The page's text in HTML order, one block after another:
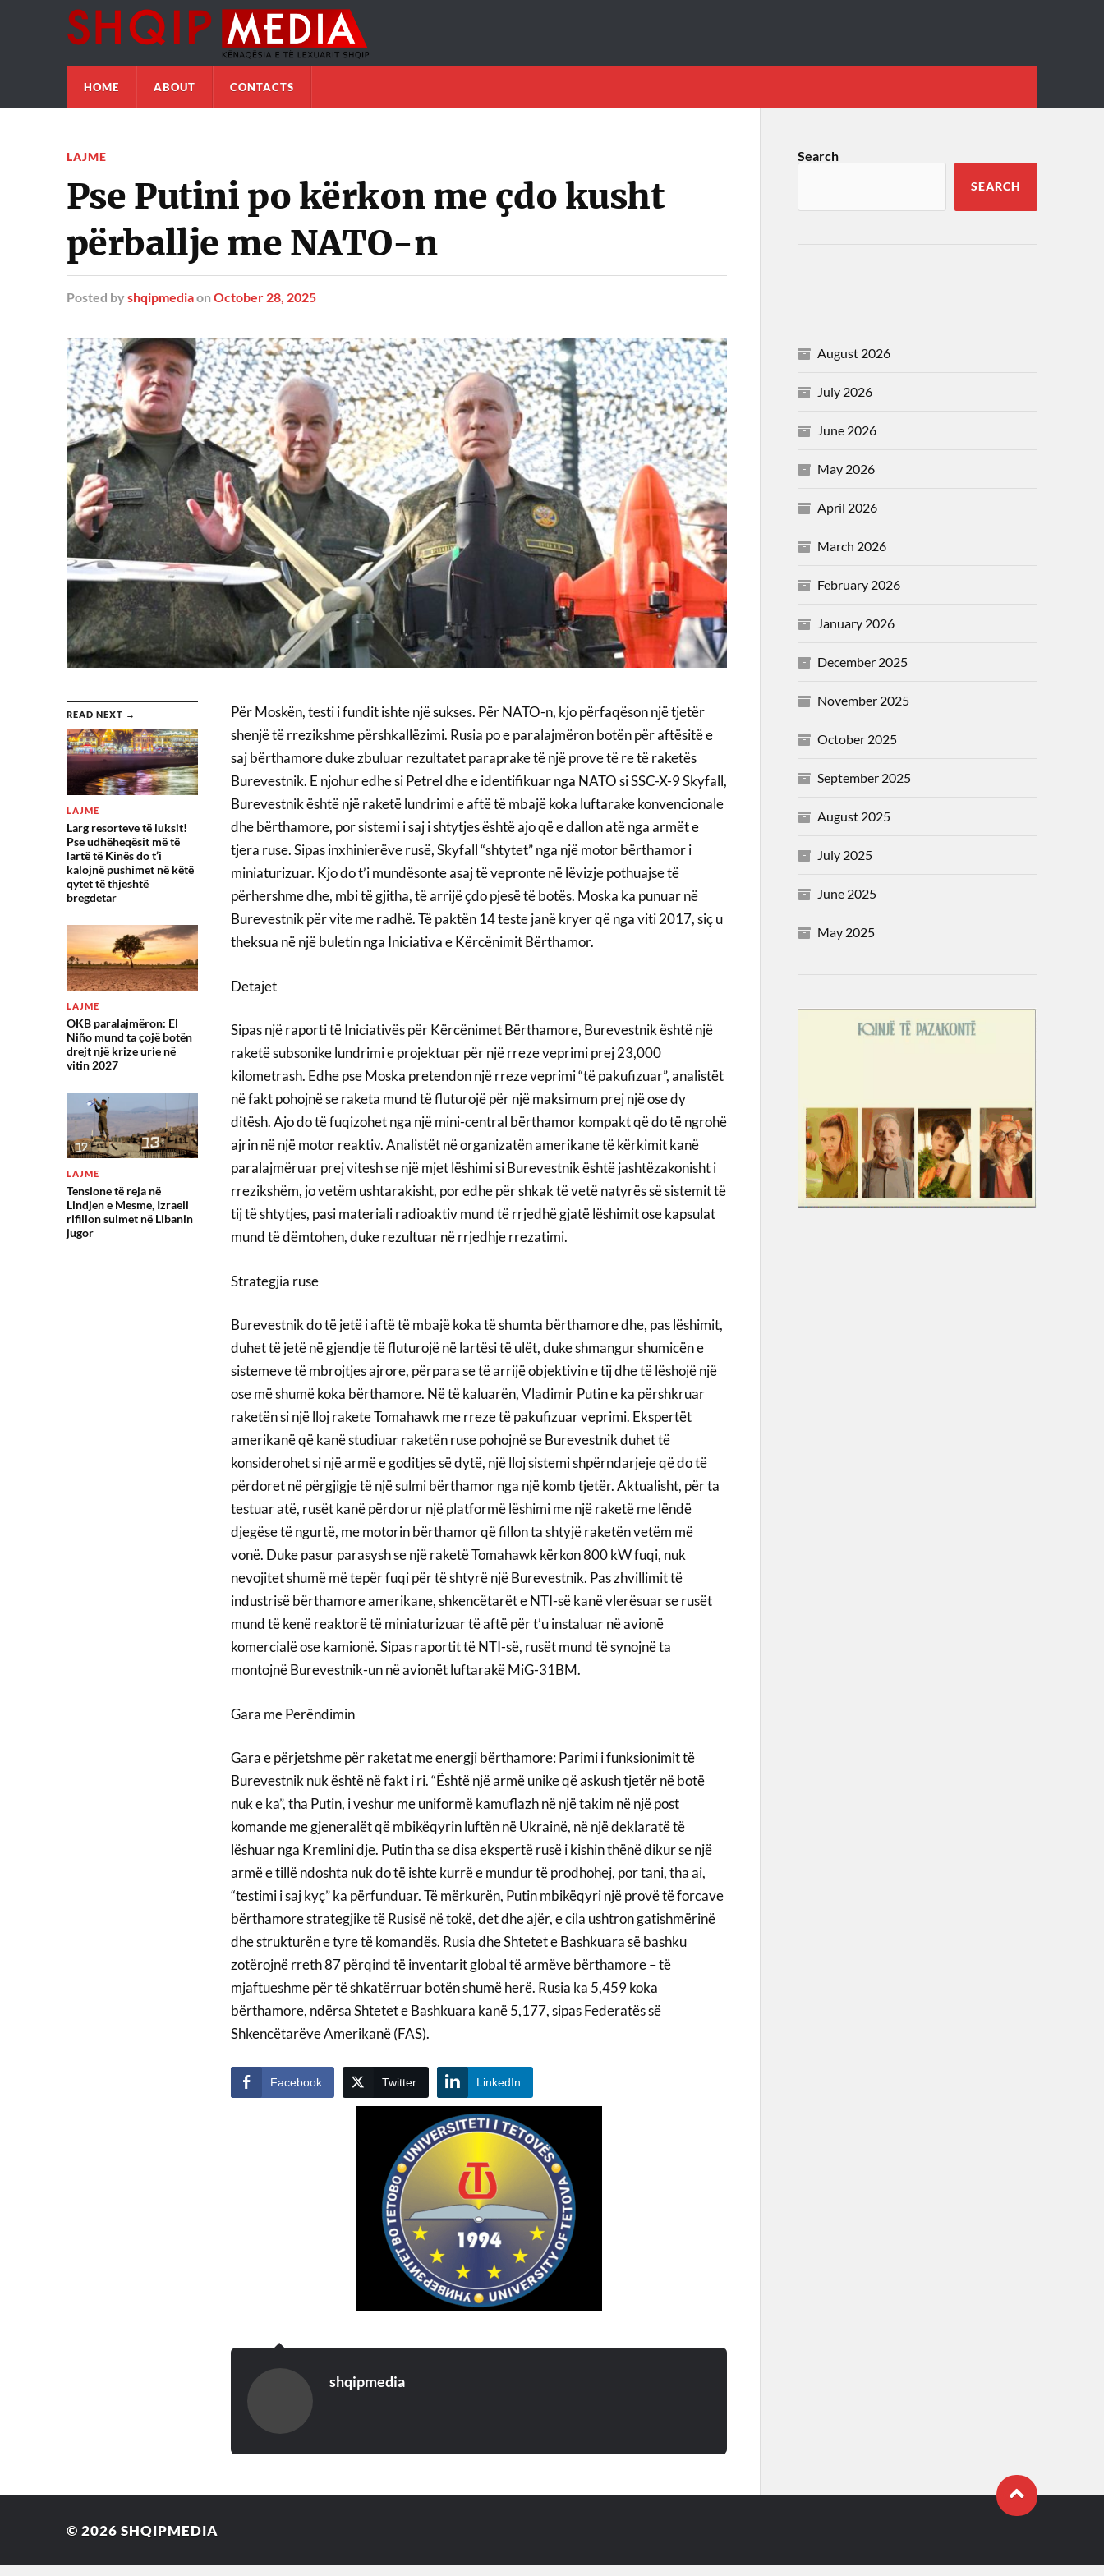
HOME ABOUT CONTACTS
LAJME
Pse Putini po kërkon me çdo kusht
përballje me NATO-n
Posted by shqipmediaon October 28, 2025
READ NEXT →
LAJME
Larg resorteve të luksit!
Pse udhëheqësit më të
lartë të Kinës do t’i
kalojnë pushimet në këtë
qytet të thjeshtë
bregdetar
LAJME
OKB paralajmëron: El
Niño mund ta çojë botën
drejt një krize urie në
vitin 2027
LAJME
Tensione të reja në
Lindjen e Mesme, Izraeli
rifillon sulmet në Libanin
jugor
Për Moskën, testi i fundit ishte një sukses. Për NATO-n, kjo përfaqëson një tjetër
shenjë të rrezikshme përshkallëzimi. Rusia po e paralajmëron botën për aftësitë e
saj bërthamore duke zbuluar rezultatet paraprake të një prove të re të raketës
Burevestnik. E njohur edhe si Petrel dhe e identifikuar nga NATO si SSC-X-9 Skyfall,
Burevestnik është një raketë lundrimi e aftë të mbajë koka luftarake konvencionale
dhe bërthamore, por sistemi i saj i shtytjes është ajo që e dallon atë nga armët e
tjera ruse. Sipas inxhinierëve rusë, Skyfall “shtytet” nga një motor bërthamor i
miniaturizuar. Kjo do t’i mundësonte asaj të vepronte në lëvizje pothuajse të
përhershme dhe, mbi të gjitha, të arrijë çdo pjesë të botës. Moska ka punuar në
Burevestnik për vite me radhë. Të paktën 14 teste janë kryer që nga viti 2017, siç u
theksua në një buletin nga Iniciativa e Kërcënimit Bërthamor.
Detajet
Sipas një raporti të Iniciativës për Kërcënimet Bërthamore, Burevestnik është një
raketë subsonike lundrimi e projektuar për një rreze veprimi prej 23,000
kilometrash. Edhe pse Moska pretendon një rreze veprimi “të pakufizuar”, analistët
në fakt pohojnë se raketa mund të fluturojë për një maksimum prej një ose dy
ditësh. Ajo do të fuqizohet nga një mini-central bërthamor kompakt që do të ngrohë
ajrin në një motor reaktiv. Analistët në organizatën amerikane të kërkimit kanë
paralajmëruar prej vitesh se një mjet lëshimi si Burevestnik është jashtëzakonisht i
rrezikshëm, jo vetëm ushtarakisht, por edhe për shkak të vetë natyrës së sistemit të
tij të shtytjes, pasi materiali radioaktiv mund të rrjedhë gjatë lëshimit ose kapsulat
mund të dëmtohen, duke rezultuar në rrjedhje rrezatimi.
Strategjia ruse
Burevestnik do të jetë i aftë të mbajë koka të shumta bërthamore dhe, pas lëshimit,
duhet të jetë në gjendje të fluturojë në lartësi të ulët, duke shmangur shumicën e
sistemeve të mbrojtjes ajrore, përpara se të arrijë objektivin e tij dhe të lëshojë një
ose më shumë koka bërthamore. Në të kaluarën, Vladimir Putin e ka përshkruar
raketën si një lloj rakete Tomahawk me rreze të pakufizuar veprimi. Ekspertët
amerikanë që kanë studiuar raketën ruse pohojnë se Burevestnik duhet të
konsiderohet si një armë e goditjes së dytë, një lloj sistemi shpërndarjeje që do të
përdoret në përgjigje të një sulmi bërthamor nga një komb tjetër. Aktualisht, për ta
testuar atë, rusët kanë përdorur një platformë lëshimi me një raketë me lëndë
djegëse të ngurtë, me motorin bërthamor që fillon ta shtyjë raketën vetëm më
vonë. Duke pasur parasysh se një raketë Tomahawk kërkon 800 kW fuqi, nuk
nevojitet shumë më tepër fuqi për të shtyrë një Burevestnik. Pas zhvillimit të
industrisë bërthamore amerikane, shkencëtarët e NTI-së kanë vlerësuar se rusët
mund të kenë reaktorë të miniaturizuar të aftë për t’u instaluar në avionë
komercialë ose kamionë. Sipas raportit të NTI-së, rusët mund të synojnë ta
montojnë Burevestnik-un në avionët luftarakë MiG-31BM.
Gara me Perëndimin
Gara e përjetshme për raketat me energji bërthamore: Parimi i funksionimit të
Burevestnik nuk është në fakt i ri. “Është një armë unike që askush tjetër në botë
nuk e ka”, tha Putin, i veshur me uniformë kamuflazh në një takim në një post
komande me gjeneralët që mbikëqyrin luftën në Ukrainë, në një deklaratë të
lëshuar nga Kremlini dje. Putin tha se disa ekspertë rusë i kishin thënë dikur se një
armë e tillë ndoshta nuk do të ishte kurrë e mundur të prodhohej, por tani, tha ai,
“testimi i saj kyç” ka përfunduar. Të mërkurën, Putin mbikëqyri një provë të forcave
bërthamore strategjike të Rusisë në tokë, det dhe ajër, e cila ushtron gatishmërinë
dhe strukturën e tyre të komandës. Rusia dhe Shtetet e Bashkuara së bashku
zotërojnë rreth 87 përqind të inventarit global të armëve bërthamore – të
mjaftueshme për të shkatërruar botën shumë herë. Rusia ka 5,459 koka
bërthamore, ndërsa Shtetet e Bashkuara kanë 5,177, sipas Federatës së
Shkencëtarëve Amerikanë (FAS).
Facebook Twitter LinkedIn
shqipmedia
Search
SEARCH
August 2026
July 2026
June 2026
May 2026
April 2026
March 2026
February 2026
January 2026
December 2025
November 2025
October 2025
September 2025
August 2025
July 2025
June 2025
May 2025
© 2026 SHQIPMEDIA